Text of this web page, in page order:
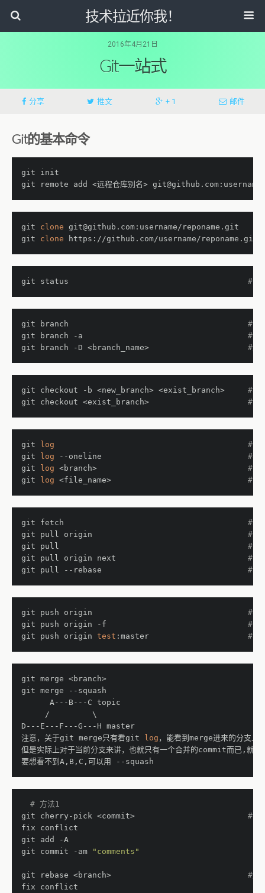
技术拉近你我！
2016年4月21日
Git一站式
分享 推文 + 1 邮件
Git的基本命令
git init
git remote add <远程仓库别名>
git clone git@github.com:username/reponame.git
git clone https://github.com/username/reponame.git
git status #查
git branch
#查
git branch
-a
#查
git branch -D <branch_name>
#删
git checkout -b <new_branch> <exist_branch>
#根
git checkout <exist_branch>
#切
git log
#查
git
log --oneline
#在
git
log <branch>
#显
git
log <file_name> #查
git fetch
#获
git pull origin
#获
git pull
#同
git pull origin next
#获
git pull --rebase
#获
git push origin
#推
git push origin
-f
#强
git push origin test :master #将
git merge <branch>
git merge --squash
      A---B---C topic
     /         \
D---E---F---G---H master
注意，关于git merge只有看git
log ，能看到merge进来的分支上
但是实际上对于当前分支来讲，也就只有一个合并的commit而已,就是
要想看不到A,B,C,可以用 --squash
# 方法1
git cherry-pick <commit>
#把
fix conflict
git add -A
git commit -am
"comments"
git rebase <branch>
#连
fix conflict